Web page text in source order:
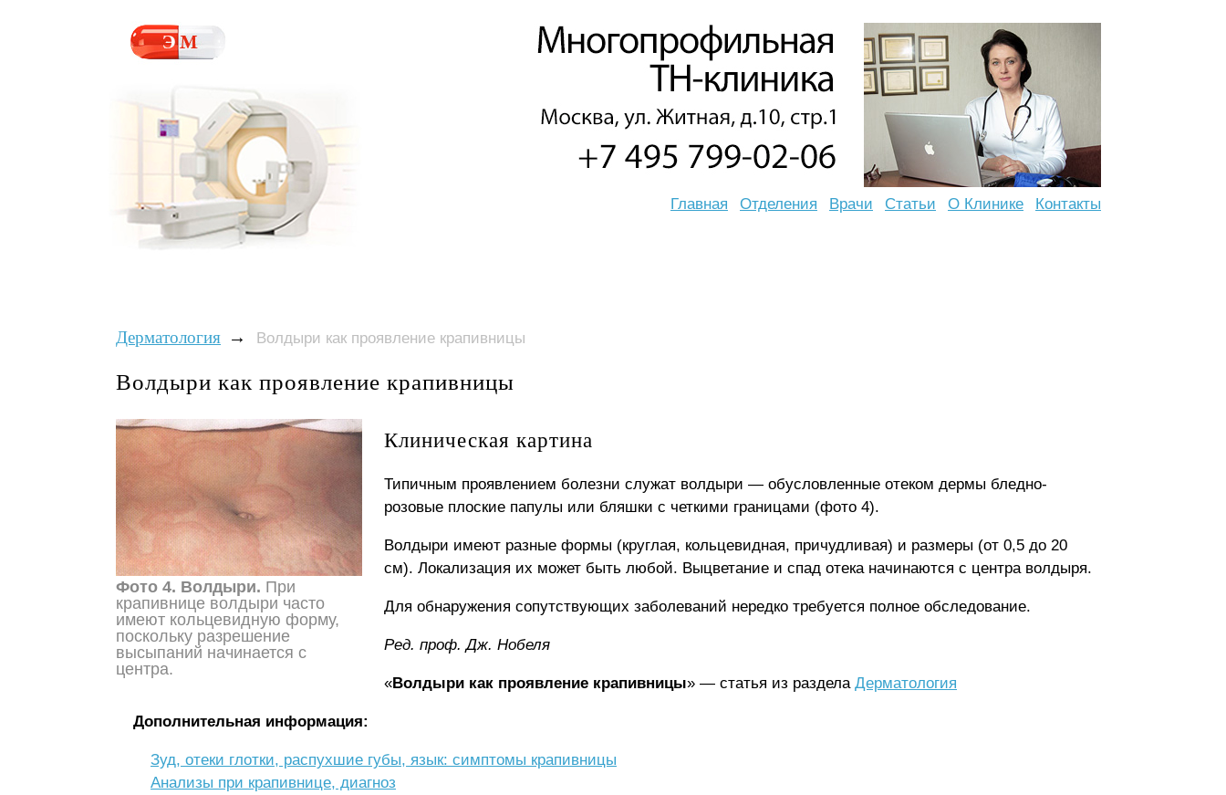
Главная Отделения Врачи Статьи О Клинике Контакты
Дерматология → Волдыри как проявление крапивницы
Волдыри как проявление крапивницы
Фото 4. Волдыри. При
крапивнице волдыри часто
имеют кольцевидную форму,
поскольку разрешение
высыпаний начинается с
центра.
Клиническая картина
Типичным проявлением болезни служат волдыри — обусловленные отеком дермы бледно-
розовые плоские папулы или бляшки с четкими границами (фото 4).
Волдыри имеют разные формы (круглая, кольцевидная, причудливая) и размеры (от 0,5 до 20
см). Локализация их может быть любой. Выцветание и спад отека начинаются с центра волдыря.
Для обнаружения сопутствующих заболеваний нередко требуется полное обследование.
Ред. проф. Дж. Нобеля
«Волдыри как проявление крапивницы» — статья из раздела Дерматология
Дополнительная информация:
Зуд, отеки глотки, распухшие губы, язык: симптомы крапивницы
Анализы при крапивнице, диагноз